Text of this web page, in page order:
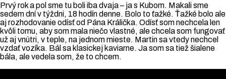
Prvý rok a pol sme tu boli iba dvaja – ja s Kubom. Makali sme
sedem dní v týždni, 18 hodín denne. Bolo to ťažké. Ťažké bolo ale
aj rozhodovanie odísť od Pána Králička. Odísť som nechcela len
kvôli tomu, aby som mala niečo vlastné, ale chcela som fungovať
už aj vnútri, v teple, na jednom mieste. Martin sa vtedy nechcel
vzdať vozíka. Bál sa klasickej kaviarne. Ja som sa tiež šialene
bála, ale vedela som, že to chcem.